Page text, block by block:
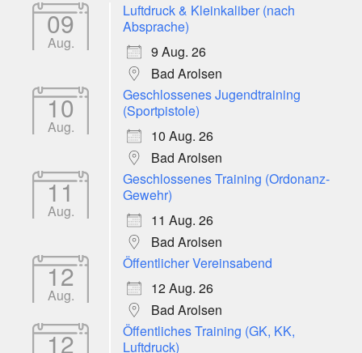
09
Aug.
Luftdruck & Kleinkaliber (nach
Absprache)
9 Aug. 26
Bad Arolsen
10
Aug.
Geschlossenes Jugendtraining
(Sportpistole)
10 Aug. 26
Bad Arolsen
11
Aug.
Geschlossenes Training (Ordonanz-
Gewehr)
11 Aug. 26
Bad Arolsen
12
Aug.
Öffentlicher Vereinsabend
12 Aug. 26
Bad Arolsen
12
Öffentliches Training (GK, KK,
Luftdruck)